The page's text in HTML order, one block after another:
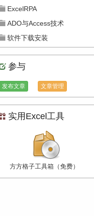
ExcelRPA
ADO与Access技术
软件下载安装
参与
发布文章 文章管理
实用Excel工具
方方格子工具箱（免费）